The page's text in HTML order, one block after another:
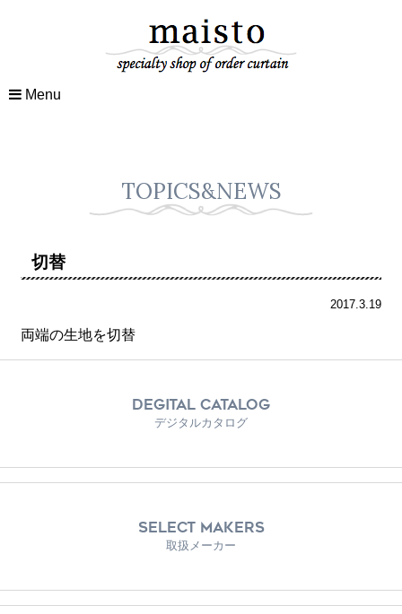
Menu
TOPICS&NEWS
切替
2017.3.19
両端の生地を切替
DEGITAL CATALOG
デジタルカタログ
SELECT MAKERS
取扱メーカー